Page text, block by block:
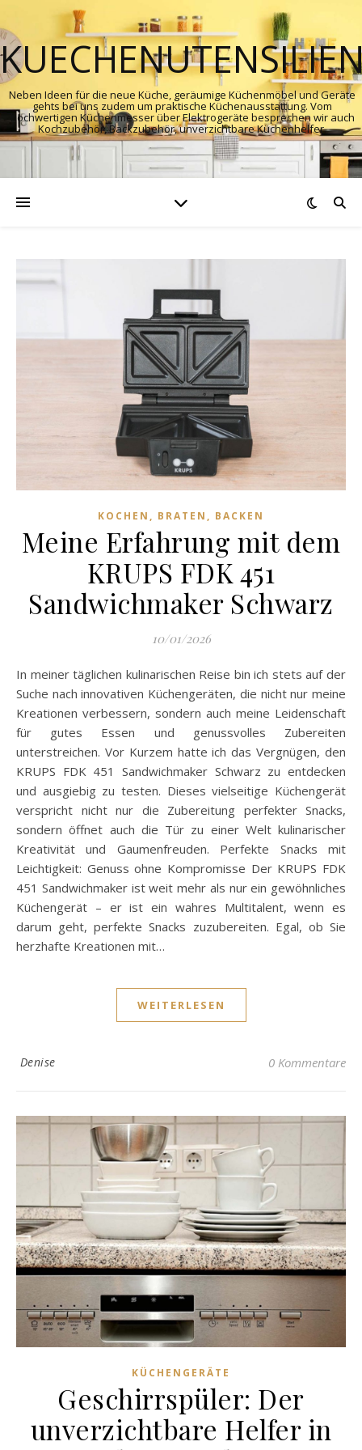
Neben Ideen für die neue Küche, geräumige Küchenmöbel und Geräte
gehts bei uns zudem um praktische Küchenausstattung. Vom
hochwertigen Küchenmesser über Elektrogeräte besprechen wir auch
Kochzubehör, Backzubehör, unverzichtbare Küchenhelfer.
KOCHEN, BRATEN, BACKEN
Meine Erfahrung mit dem
KRUPS FDK 451
Sandwichmaker Schwarz
10/01/2026
In meiner täglichen kulinarischen Reise bin ich stets auf der
Suche nach innovativen Küchengeräten, die nicht nur meine
Kreationen verbessern, sondern auch meine Leidenschaft
für gutes Essen und genussvolles Zubereiten
unterstreichen. Vor Kurzem hatte ich das Vergnügen, den
KRUPS FDK 451 Sandwichmaker Schwarz zu entdecken
und ausgiebig zu testen. Dieses vielseitige Küchengerät
verspricht nicht nur die Zubereitung perfekter Snacks,
sondern öffnet auch die Tür zu einer Welt kulinarischer
Kreativität und Gaumenfreuden. Perfekte Snacks mit
Leichtigkeit: Genuss ohne Kompromisse Der KRUPS FDK
451 Sandwichmaker ist weit mehr als nur ein gewöhnliches
Küchengerät – er ist ein wahres Multitalent, wenn es
darum geht, perfekte Snacks zuzubereiten. Egal, ob Sie
herzhafte Kreationen mit…
WEITERLESEN
Denise 0 Kommentare
KÜCHENGERÄTE
Geschirrspüler: Der
unverzichtbare Helfer in